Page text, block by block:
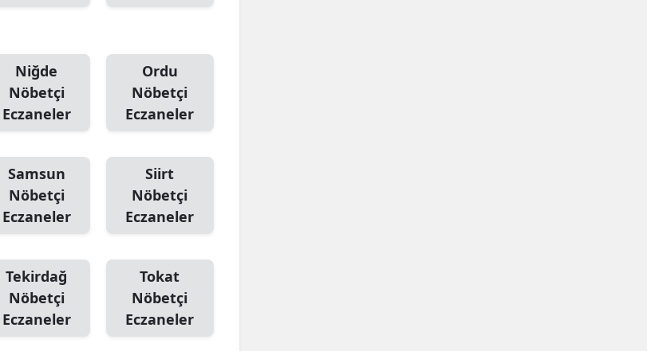
Niğde
Nöbetçi
Eczaneler
Ordu
Nöbetçi
Eczaneler
Samsun
Nöbetçi
Eczaneler
Siirt
Nöbetçi
Eczaneler
Tekirdağ
Nöbetçi
Eczaneler
Tokat
Nöbetçi
Eczaneler